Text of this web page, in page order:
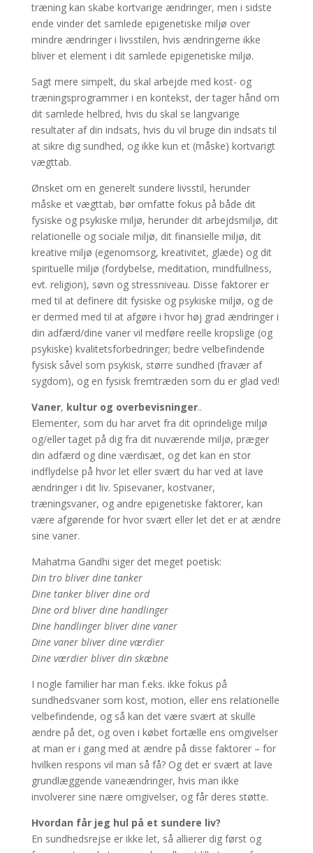
træning kan skabe kortvarige ændringer, men i sidste
ende vinder det samlede epigenetiske miljø over
mindre ændringer i livsstilen, hvis ændringerne ikke
bliver et element i dit samlede epigenetiske miljø.
Sagt mere simpelt, du skal arbejde med kost- og
træningsprogrammer i en kontekst, der tager hånd om
dit samlede helbred, hvis du skal se langvarige
resultater af din indsats, hvis du vil bruge din indsats til
at sikre dig sundhed, og ikke kun et (måske) kortvarigt
vægttab.
Ønsket om en generelt sundere livsstil, herunder
måske et vægttab, bør omfatte fokus på både dit
fysiske og psykiske miljø, herunder dit arbejdsmiljø, dit
relationelle og sociale miljø, dit finansielle miljø, dit
kreative miljø (egenomsorg, kreativitet, glæde) og dit
spirituelle miljø (fordybelse, meditation, mindfullness,
evt. religion), søvn og stressniveau. Disse faktorer er
med til at definere dit fysiske og psykiske miljø, og de
er dermed med til at afgøre i hvor høj grad ændringer i
din adfærd/dine vaner vil medføre reelle kropslige (og
psykiske) kvalitetsforbedringer; bedre velbefindende
fysisk såvel som psykisk, større sundhed (fravær af
sygdom), og en fysisk fremtræden som du er glad ved!
Vaner, kultur og overbevisninger..
Elementer, som du har arvet fra dit oprindelige miljø
og/eller taget på dig fra dit nuværende miljø, præger
din adfærd og dine værdisæt, og det kan en stor
indflydelse på hvor let eller svært du har ved at lave
ændringer i dit liv. Spisevaner, kostvaner,
træningsvaner, og andre epigenetiske faktorer, kan
være afgørende for hvor svært eller let det er at ændre
sine vaner.
Mahatma Gandhi siger det meget poetisk:
Din tro bliver dine tanker
Dine tanker bliver dine ord
Dine ord bliver dine handlinger
Dine handlinger bliver dine vaner
Dine vaner bliver dine værdier
Dine værdier bliver din skæbne
I nogle familier har man f.eks. ikke fokus på
sundhedsvaner som kost, motion, eller ens relationelle
velbefindende, og så kan det være svært at skulle
ændre på det, og oven i købet fortælle ens omgivelser
at man er i gang med at ændre på disse faktorer – for
hvilken respons vil man så få? Og det er svært at lave
grundlæggende vaneændringer, hvis man ikke
involverer sine nære omgivelser, og får deres støtte.
Hvordan får jeg hul på et sundere liv?
En sundhedsrejse er ikke let, så allierer dig først og